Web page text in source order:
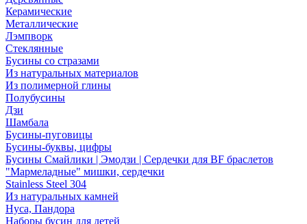
Керамические
Металлические
Лэмпворк
Стеклянные
Бусины со стразами
Из натуральных материалов
Из полимерной глины
Полубусины
Дзи
Шамбала
Бусины-пуговицы
Бусины-буквы, цифры
Бусины Смайлики | Эмодзи | Сердечки для BF браслетов
"Мармеладные" мишки, сердечки
Stainless Steel 304
Из натуральных камней
Нуса, Пандора
Наборы бусин для детей